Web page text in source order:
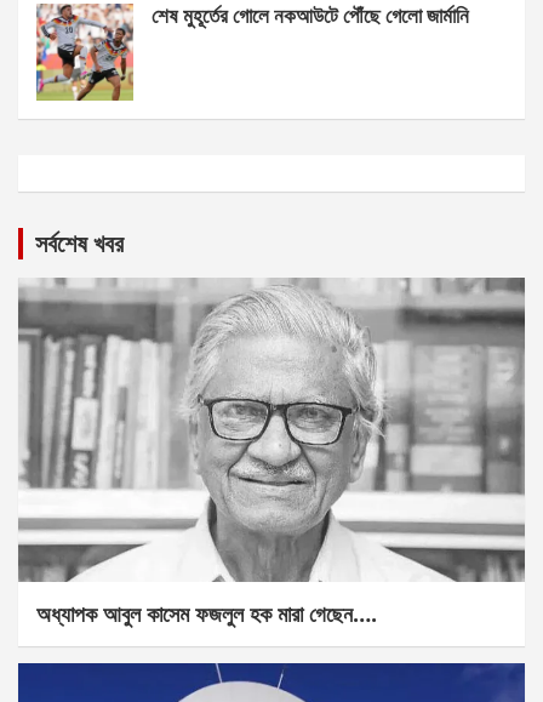
শেষ মুহূর্তের গোলে নকআউটে পৌঁছে গেলো জার্মানি
সর্বশেষ খবর
অধ্যাপক আবুল কাসেম ফজলুল হক মারা গেছেন….